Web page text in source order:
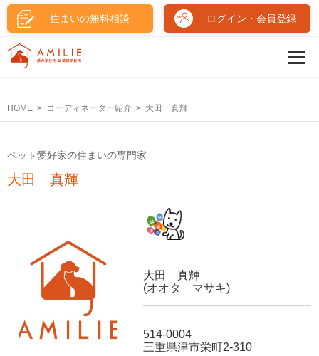
住まいの無料相談 ログイン・会員登録
HOME コーディネーター紹介 大田 真輝
ペット愛好家の住まいの専門家
大田 真輝
大田 真輝
(オオタ マサキ)
514-0004
三重県津市栄町2-310